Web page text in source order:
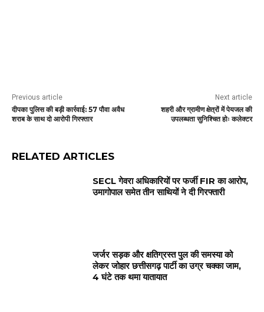
Previous article
दीपका पुलिस की बड़ी कार्रवाई: 57 पौवा अवैध
शराब के साथ दो आरोपी गिरफ्तार
Next article
शहरी और ग्रामीण क्षेत्रों में पेयजल की
उपलब्धता सुनिश्चित होः कलेक्टर
RELATED ARTICLES
SECL गेवरा अधिकारियों पर फर्जी FIR का आरोप,
उमागोपाल समेत तीन साथियों ने दी गिरफ्तारी
जर्जर सड़क और क्षतिग्रस्त पुल की समस्या को
लेकर जोहार छत्तीसगढ़ पार्टी का उग्र चक्का जाम,
4 घंटे तक थमा यातायात